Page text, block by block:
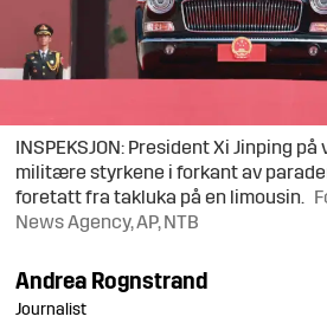
INSPEKSJON: President Xi Jinping
militære styrkene i forkant av
foretatt fra takluka på en limousin.
News Agency, AP, NTB
Andrea Rognstrand
Journalist